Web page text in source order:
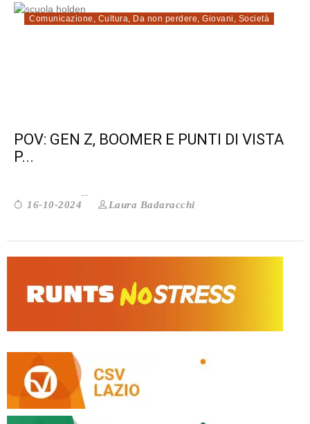
Comunicazione , Cultura, Da non perdere, Giovani , Società
POV: GEN Z, BOOMER E PUNTI DI VISTA
P...
16-10-2024 Laura Badaracchi